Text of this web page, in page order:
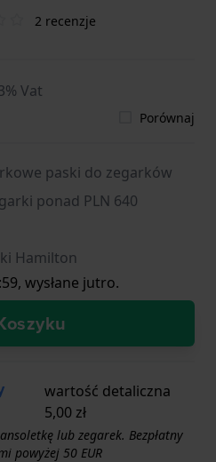
2 recenzje
Vat
Porównaj
paski do zegarków
ponad PLN 640
Hamilton
wysłane jutro.
wartość detaliczna
5,00 zł
lub zegarek. Bezpłatny
powyżej 50 EUR